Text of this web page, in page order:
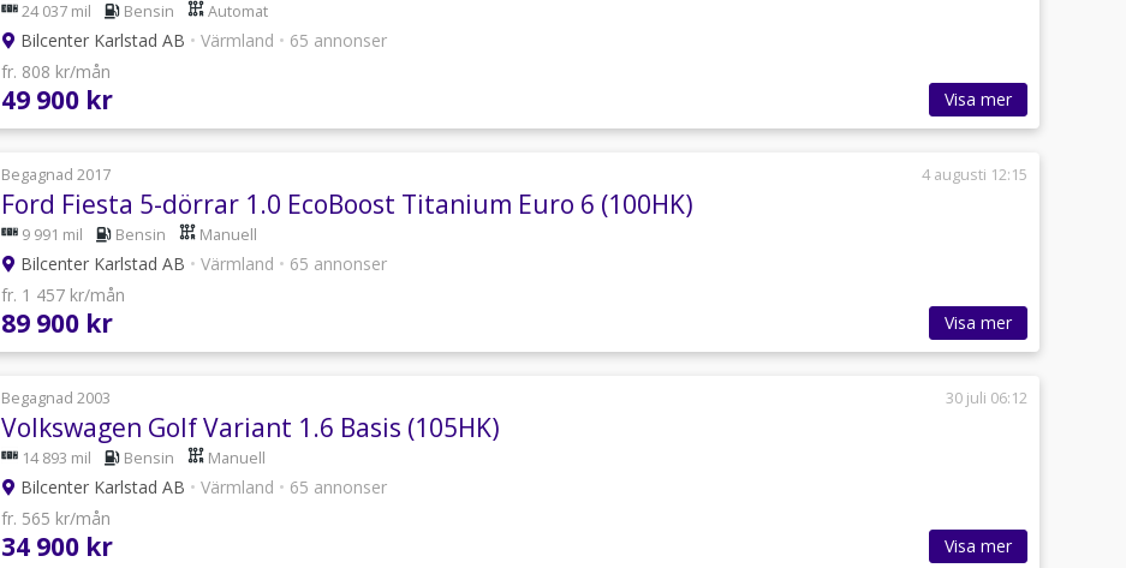
24 037 mil Bensin Automat
Bilcenter Karlstad AB • Värmland • 65 annonser
fr. 808 kr/mån
49 900 kr Visa mer
Begagnad 2017 4 augusti 12:15
Ford Fiesta 5-dörrar 1.0 EcoBoost Titanium Euro 6 (100HK)
9 991 mil Bensin Manuell
Bilcenter Karlstad AB • Värmland • 65 annonser
fr. 1 457 kr/mån
89 900 kr Visa mer
Begagnad 2003 30 juli 06:12
Volkswagen Golf Variant 1.6 Basis (105HK)
14 893 mil Bensin Manuell
Bilcenter Karlstad AB • Värmland • 65 annonser
fr. 565 kr/mån
34 900 kr Visa mer